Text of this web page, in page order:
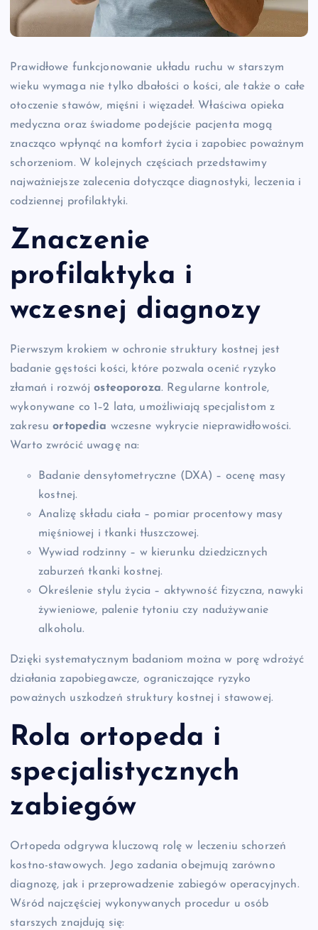
Prawidłowe funkcjonowanie układu ruchu w starszym
wieku wymaga nie tylko dbałości o kości, ale także o całe
otoczenie stawów, mięśni i więzadeł. Właściwa opieka
medyczna oraz świadome podejście pacjenta mogą
znacząco wpłynąć na komfort życia i zapobiec poważnym
schorzeniom. W kolejnych częściach przedstawimy
najważniejsze zalecenia dotyczące diagnostyki, leczenia i
codziennej profilaktyki.
Znaczenie
profilaktyka i
wczesnej diagnozy
Pierwszym krokiem w ochronie struktury kostnej jest
badanie gęstości kości, które pozwala ocenić ryzyko
złamań i rozwójosteoporoza. Regularne kontrole,
wykonywane co 1–2 lata, umożliwiają specjalistom z
zakresuortopedia wczesne wykrycie nieprawidłowości.
Warto zwrócić uwagę na:
Badanie densytometryczne (DXA) – ocenę masy
kostnej.
Analizę składu ciała – pomiar procentowy masy
mięśniowej i tkanki tłuszczowej.
Wywiad rodzinny – w kierunku dziedzicznych
zaburzeń tkanki kostnej.
Określenie stylu życia – aktywność fizyczna, nawyki
żywieniowe, palenie tytoniu czy nadużywanie
alkoholu.
Dzięki systematycznym badaniom można w porę wdrożyć
działania zapobiegawcze, ograniczające ryzyko
poważnych uszkodzeń struktury kostnej i stawowej.
Rola ortopeda i
specjalistycznych
zabiegów
Ortopeda odgrywa kluczową rolę w leczeniu schorzeń
kostno-stawowych. Jego zadania obejmują zarówno
diagnozę, jak i przeprowadzenie zabiegów operacyjnych.
Wśród najczęściej wykonywanych procedur u osób
starszych znajdują się: